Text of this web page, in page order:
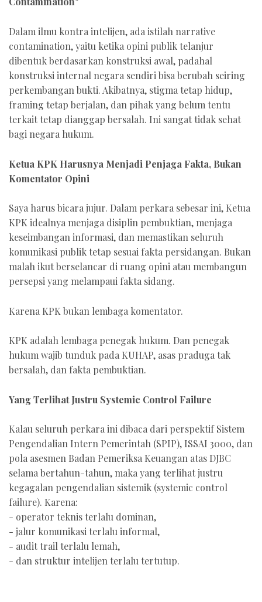
Dalam ilmu kontra intelijen, ada istilah narrative
contamination, yaitu ketika opini publik telanjur
dibentuk berdasarkan konstruksi awal, padahal
konstruksi internal negara sendiri bisa berubah seiring
perkembangan bukti. Akibatnya, stigma tetap hidup,
framing tetap berjalan, dan pihak yang belum tentu
terkait tetap dianggap bersalah. Ini sangat tidak sehat
bagi negara hukum.
Ketua KPK Harusnya Menjadi Penjaga Fakta, Bukan
Komentator Opini
Saya harus bicara jujur. Dalam perkara sebesar ini, Ketua
KPK idealnya menjaga disiplin pembuktian, menjaga
keseimbangan informasi, dan memastikan seluruh
komunikasi publik tetap sesuai fakta persidangan. Bukan
malah ikut berselancar di ruang opini atau membangun
persepsi yang melampaui fakta sidang.
Karena KPK bukan lembaga komentator.
KPK adalah lembaga penegak hukum. Dan penegak
hukum wajib tunduk pada KUHAP, asas praduga tak
bersalah, dan fakta pembuktian.
Yang Terlihat Justru Systemic Control Failure
Kalau seluruh perkara ini dibaca dari perspektif Sistem
Pengendalian Intern Pemerintah (SPIP), ISSAI 3000, dan
pola asesmen Badan Pemeriksa Keuangan atas DJBC
selama bertahun-tahun, maka yang terlihat justru
kegagalan pengendalian sistemik (systemic control
failure). Karena:
- operator teknis terlalu dominan,
- jalur komunikasi terlalu informal,
- audit trail terlalu lemah,
- dan struktur intelijen terlalu tertutup.